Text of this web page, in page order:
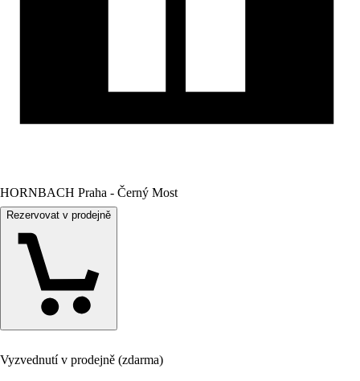
HORNBACH Praha - Černý Most
Rezervovat v prodejně
Vyzvednutí v prodejně (zdarma)